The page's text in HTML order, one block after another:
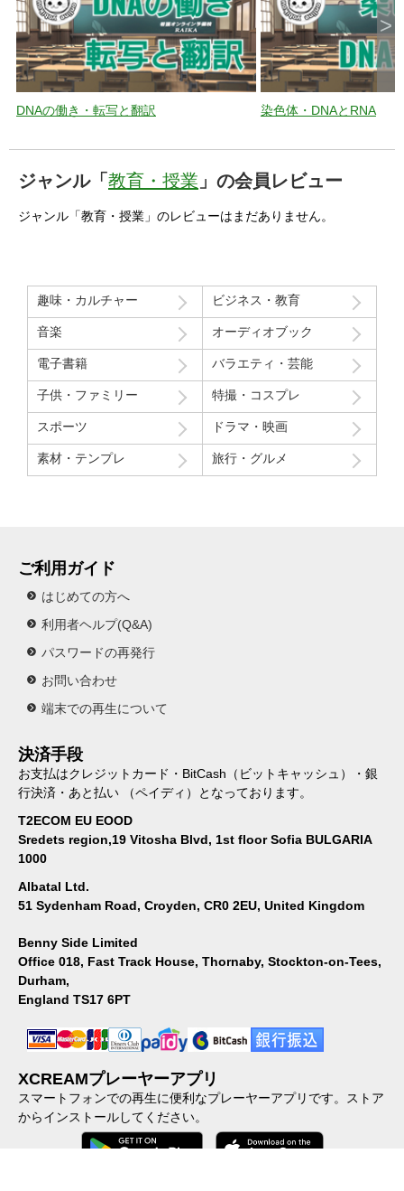
DNAの働き・転写と翻訳 染色体・DNAとRNA
>
ジャンル「教育・授業 」の会員レビュー
ジャンル「教育・授業」のレビューはまだありません。
趣味・カルチャー ビジネス・教育
音楽 オーディオブック
電子書籍 バラエティ・芸能
子供・ファミリー 特撮・コスプレ
スポーツ ドラマ・映画
素材・テンプレ 旅行・グルメ
ご利用ガイド
はじめての方へ
利用者ヘルプ(Q&A)
パスワードの再発行
お問い合わせ
端末での再生について
決済手段
お支払はクレジットカード・BitCash（ビットキャッシュ）・銀
行決済・あと払い （ペイディ）となっております。
T2ECOM EU EOOD
Sredets region,19 Vitosha Blvd, 1st floor Sofia BULGARIA
1000
Albatal Ltd.
51 Sydenham Road, Croyden, CR0 2EU, United Kingdom
Benny Side Limited
Office 018, Fast Track House, Thornaby, Stockton-on-Tees,
Durham,
England TS17 6PT
XCREAMプレーヤーアプリ
スマートフォンでの再生に便利なプレーヤーアプリです。ストア
からインストールしてください。